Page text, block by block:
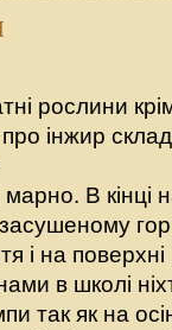
рослини
інжир
В кінці
і на
в школі
так як на